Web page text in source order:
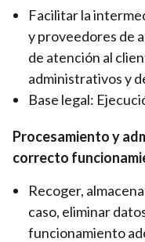
Facilitar la
y proveedores de
de atención al
administrativos y
Base legal:
Procesamiento y
correcto
Recoger,
caso, eliminar
funcionamiento